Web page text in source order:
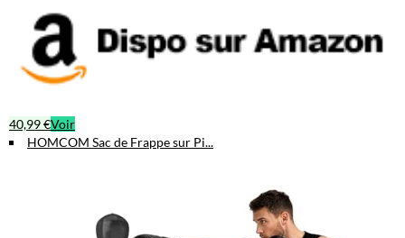
40,99 €Voir
HOMCOM Sac de Frappe sur Pi...